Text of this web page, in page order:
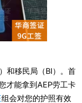
和移民局（BI）。首
才能拿到AEP劳工卡
组会对您的护照有效